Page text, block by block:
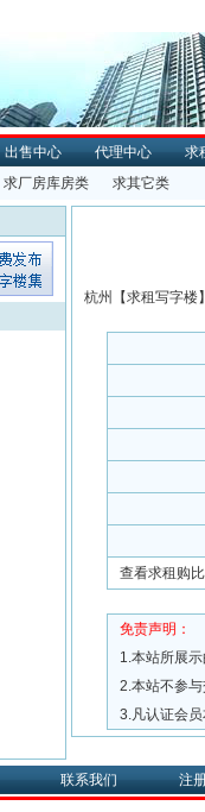
出售中心 代理中心
求
求厂房库房类 求其它类
杭州【求租写字楼
查看求租购
免责声明：
1.本站所展
2.本站不参
3.凡认证会
联系我们 注